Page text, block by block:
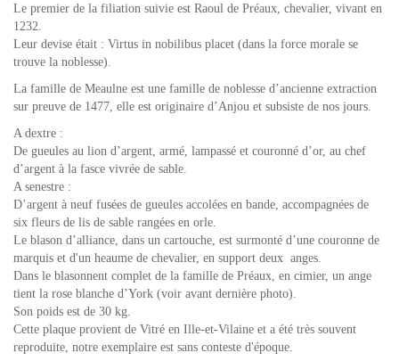
Le premier de la filiation suivie est Raoul de Préaux, chevalier, vivant en
1232.
Leur devise était : Virtus in nobilibus placet (dans la force morale se
trouve la noblesse).
La famille de Meaulne est une famille de noblesse d’ancienne extraction
sur preuve de 1477, elle est originaire d’Anjou et subsiste de nos jours.
A dextre :
De gueules au lion d’argent, armé, lampassé et couronné d’or, au chef
d’argent à la fasce vivrée de sable.
A senestre :
D’argent à neuf fusées de gueules accolées en bande, accompagnées de
six fleurs de lis de sable rangées en orle.
Le blason d’alliance, dans un cartouche, est surmonté d’une couronne de
marquis et d'un heaume de chevalier, en support deux anges.
Dans le blasonnent complet de la famille de Préaux, en cimier, un ange
tient la rose blanche d’York (voir avant dernière photo).
Son poids est de 30 kg.
Cette plaque provient de Vitré en Ille-et-Vilaine et a été très souvent
reproduite, notre exemplaire est sans conteste d'époque.